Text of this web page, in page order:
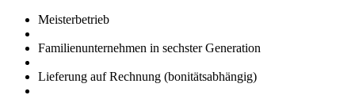
Meister­betrieb
Familien­unter­nehmen in sechster Gene­ration
Lieferung auf Rech­nung (bonitätsabhängig)